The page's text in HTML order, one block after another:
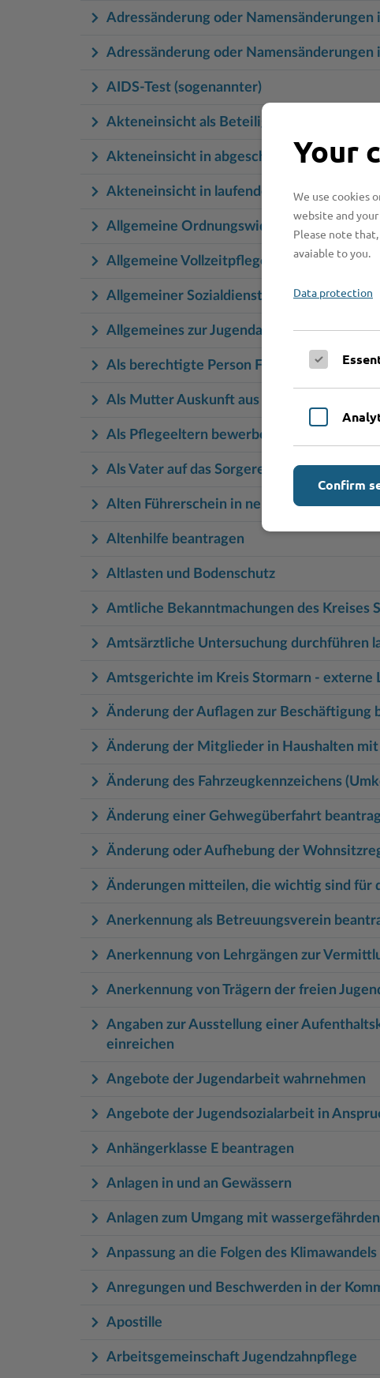
Adressänderung oder
Adressänderung oder
AIDS-Test (sogenannter)
Akteneinsicht als Beteiligte an einem
Akteneinsicht in abgeschlossene Bauakten
Akteneinsicht in laufende Bauakten
Allgemeine Ordnungswidrigkeiten
Allgemeine Vollzeitpflege bei
Allgemeiner Sozialdienst
Allgemeines zur Jugendarbeit (Hauptseite)
Als berechtigte Person
Als Mutter Auskunft aus dem Sorgeregister
Als Pflegeeltern bewerben,
Als Vater auf das Sorgerecht verzichten
Alten Führerschein in neuen Führerschein
Altenhilfe beantragen
Altlasten und Bodenschutz
Amtliche Bekanntmachungen des Kreises
Amtsärztliche Untersuchung durchführen
Amtsgerichte im Kreis Stormarn - externe
Änderung der Auflagen zur Beschäftigung
Änderung der Mitglieder in Haushalten
Änderung des Fahrzeugkennzeichens
Änderung einer Gehwegüberfahrt
Änderung oder Aufhebung der
Änderungen mitteilen, die wichtig sind für
Anerkennung als Betreuungsverein
Anerkennung von Lehrgängen zur
Anerkennung von Trägern der freien
Angaben zur Ausstellung einer
einreichen
Angebote der Jugendarbeit wahrnehmen
Angebote der Jugendsozialarbeit in
Anhängerklasse E beantragen
Anlagen in und an Gewässern
Anlagen zum Umgang mit
Anpassung an die Folgen des
Anregungen und Beschwerden in der
Apostille
Arbeitsgemeinschaft Jugendzahnpflege
Your
We use cookies
website and
Please note
avaiable to you.
Data protection
Confirm